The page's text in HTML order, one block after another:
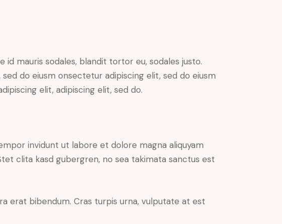
id mauris sodales, blandit tortor eu, sodales justo.
do eiusm onsectetur adipiscing elit, sed do eiusm
elit, adipiscing elit, sed do.
invidunt ut labore et dolore magna aliquyam
clita kasd gubergren, no sea takimata sanctus est
erat bibendum. Cras turpis urna, vulputate at est